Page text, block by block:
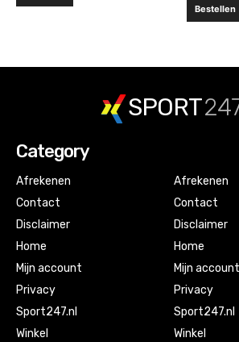
Bestellen
SPORT
Category
Afrekenen
Contact
Disclaimer
Home
Mijn account
Privacy
Sport247.nl
Winkel
Afrekenen
Contact
Disclaimer
Home
Mijn account
Privacy
Sport247.nl
Winkel